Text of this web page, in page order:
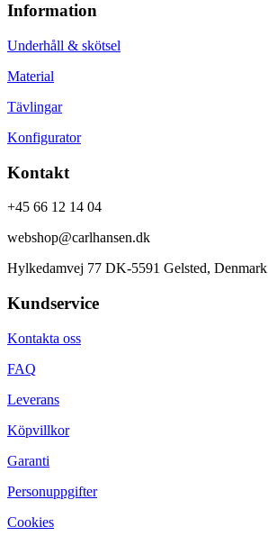
Information
Underhåll & skötsel
Material
Tävlingar
Konfigurator
Kontakt
+45 66 12 14 04
webshop@carlhansen.dk
Hylkedamvej 77 DK-5591 Gelsted, Denmark
Kundservice
Kontakta oss
FAQ
Leverans
Köpvillkor
Garanti
Personuppgifter
Cookies